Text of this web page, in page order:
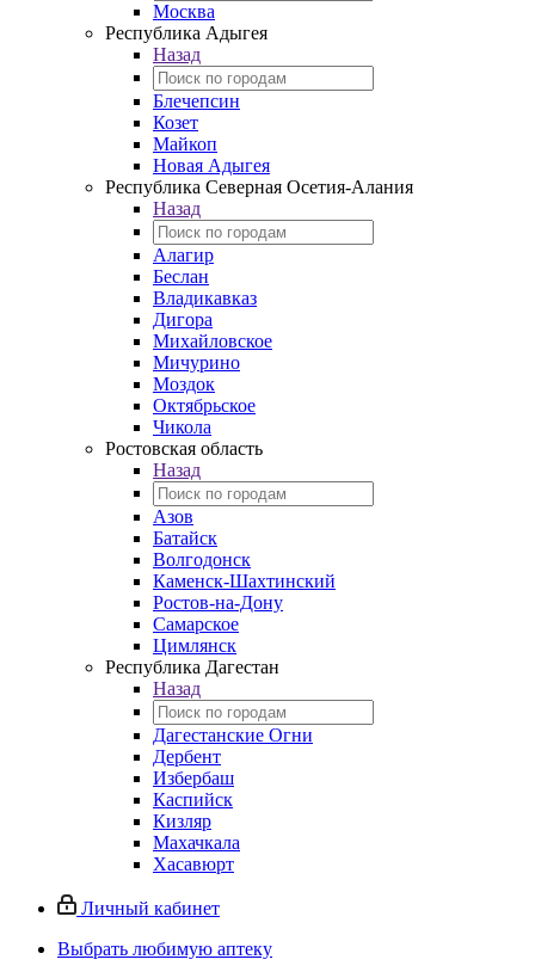
Москва
Республика Адыгея
Назад
Блечепсин
Козет
Майкоп
Новая Адыгея
Республика Северная Осетия-Алания
Назад
Алагир
Беслан
Владикавказ
Дигора
Михайловское
Мичурино
Моздок
Октябрьское
Чикола
Ростовская область
Назад
Азов
Батайск
Волгодонск
Каменск-Шахтинский
Ростов-на-Дону
Самарское
Цимлянск
Республика Дагестан
Назад
Дагестанские Огни
Дербент
Избербаш
Каспийск
Кизляр
Махачкала
Хасавюрт
Личный кабинет
Выбрать любимую аптеку